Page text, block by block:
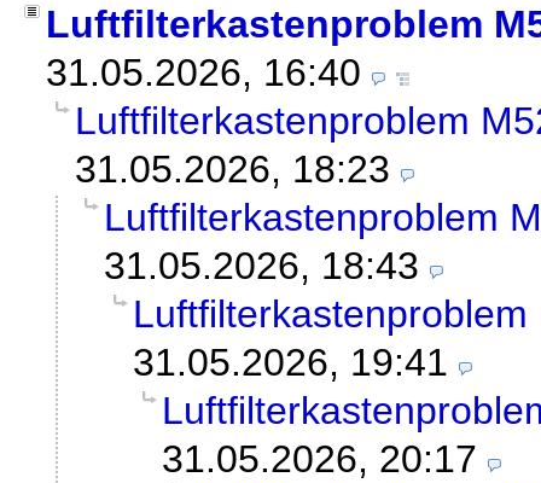
Luftfilterkastenproblem
31.05.2026, 16:40
Luftfilterkastenproblem
31.05.2026, 18:23
Luftfilterkastenproblem
31.05.2026, 18:43
31.05.2026, 19:41
31.05.2026, 20:17